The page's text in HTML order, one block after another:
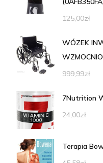
125,00zł
WÓZEK
999,99zł
7Nutrition
24,00zł
Terapia